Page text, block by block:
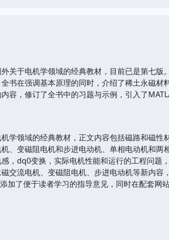
于电机学领域的经典教材，目前已是第七版
在强调基本原理的同时，介绍了稀土永磁材
容，修订了全书中的习题与示例，引入了
领域的经典教材，正文内容包括磁路和磁性
、变磁阻电机和步进电动机、单相电动机和两
，dq0变换，实际电机性能和运行的工程问题
交流电机、变磁阻电机、步进电动机等新内容
加了便于读者学习的指导意见，同时在配套网